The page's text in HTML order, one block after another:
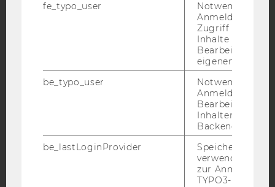
BARRIEREFREIHEITSERKLÄRUNG WEBSEITE
DATENSCHUTZERKLÄRUNG
DATENSCHUTZERKLÄRUNG SOCIAL MEDIA
DATENSCHUTZERKLÄRUNG
STUDIENBEWERBER*INNEN UND STUDIERENDE
COOKIE EINSTELLUNGEN
Barrierefreiheitserklärung
fe_typo_user
Notwendig für
Anmeldung und
Zugriff auf
Inhalte oder zur
Bearbeitung des
eigenen Profils.
be_typo_user
Notwendig für
Anmeldung und
Bearbeitung von
Inhalten im
Backend.
be_lastLoginProvider
Speichert die
verwendete
zur Anmeldung
TYPO3-Backend.